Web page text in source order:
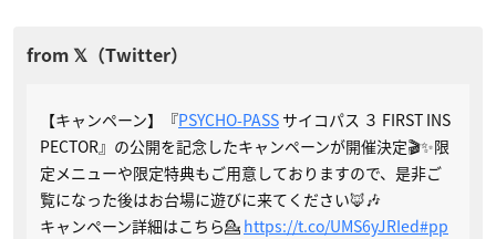
【キャンペーン】『PSYCHO-PASS サイコパス ３ FIRST INS
PECTOR』の公開を記念したキャンペーンが開催決定🎬✨限
定メニューや限定特典もご用意しておりますので、是非ご
覧になった後はお台場に遊びに来てください🦊🎶
キャンペーン詳細はこちら💁‍ https://t.co/UMS6yJRIed#pp